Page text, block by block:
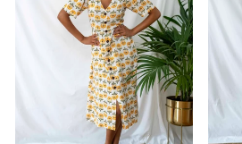
Do You Want Us
Join our Members Club,
exclusive updates, get 10%
and a free gift card on